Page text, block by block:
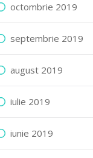
octombrie 2019
septembrie 2019
august 2019
iulie 2019
iunie 2019